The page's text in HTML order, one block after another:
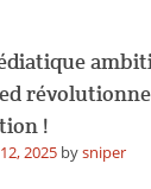
!
2025 bysniper